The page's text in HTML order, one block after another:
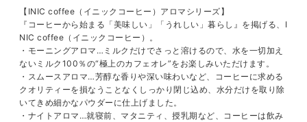
【INIC coffee（イニックコーヒー）アロマシリーズ】
『コーヒーから始まる「美味しい」「うれしい」暮らし』を掲げる、I
NIC coffee（イニックコーヒー）。
・モーニングアロマ…ミルクだけでさっと溶けるので、水を一切加え
ないミルク100％の“極上のカフェオレ”をお楽しみいただけます。
・スムースアロマ…芳醇な香りや深い味わいなど、コーヒーに求める
クオリティーを損なうことなくしっかり閉じ込め、水分だけを取り除
いてきめ細かなパウダーに仕上げました。
・ナイトアロマ…就寝前、マタニティ、授乳期など、コーヒーは飲み